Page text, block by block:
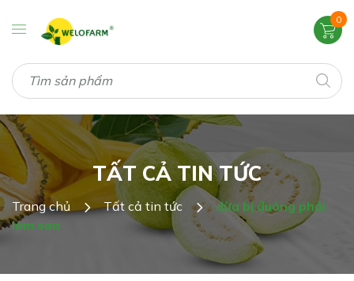
0
TẤT CẢ TIN TỨC
Trang chủ Tất cả tin tức
dừa bị đuông phải
làm sao